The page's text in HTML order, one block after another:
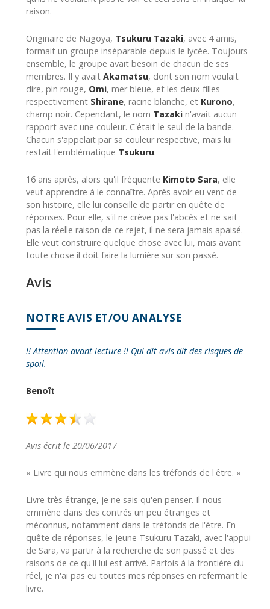
raison.
Originaire de Nagoya, Tsukuru Tazaki, avec 4 amis,
formait un groupe inséparable depuis le lycée. Toujours
ensemble, le groupe avait besoin de chacun de ses
membres. Il y avait Akamatsu, dont son nom voulait
dire, pin rouge, Omi, mer bleue, et les deux filles
respectivement Shirane, racine blanche, et Kurono,
champ noir. Cependant, le nom Tazaki n'avait aucun
rapport avec une couleur. C'était le seul de la bande.
Chacun s'appelait par sa couleur respective, mais lui
restait l'emblématique Tsukuru.
16 ans après, alors qu'il fréquente Kimoto Sara, elle
veut apprendre à le connaître. Après avoir eu vent de
son histoire, elle lui conseille de partir en quête de
réponses. Pour elle, s'il ne crève pas l'abcès et ne sait
pas la réelle raison de ce rejet, il ne sera jamais apaisé.
Elle veut construire quelque chose avec lui, mais avant
toute chose il doit faire la lumière sur son passé.
Avis
NOTRE AVIS ET/OU ANALYSE
!! Attention avant lecture !! Qui dit avis dit des risques de
spoil.
Benoît
Avis écrit le 20/06/2017
« Livre qui nous emmène dans les tréfonds de l'être. »
Livre très étrange, je ne sais qu'en penser. Il nous
emmène dans des contrés un peu étranges et
méconnus, notamment dans le tréfonds de l'être. En
quête de réponses, le jeune Tsukuru Tazaki, avec l'appui
de Sara, va partir à la recherche de son passé et des
raisons de ce qu'il lui est arrivé. Parfois à la frontière du
réel, je n'ai pas eu toutes mes réponses en refermant le
livre.